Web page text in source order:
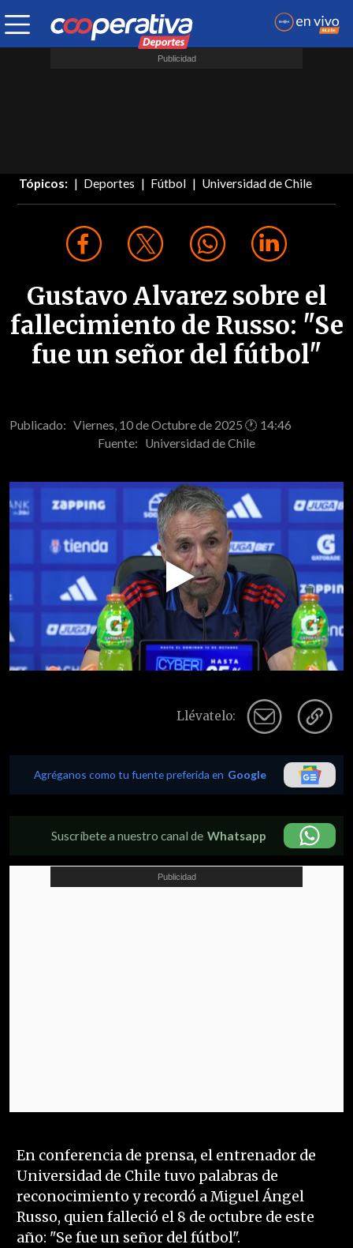
Tópicos: Deportes Fútbol Universidad de Chile
Gustavo Alvarez sobre el
fallecimiento de Russo: "Se
fue un señor del fútbol"
Publicado: Viernes, 10 de Octubre de 2025 🕐 14:46
Fuente: Universidad de Chile
Play
Video
Llévatelo:
Agréganos como tu fuente preferida en Google
Suscríbete a nuestro canal de Whatsapp
En conferencia de prensa, el entrenador de
Universidad de Chile tuvo palabras de
reconocimiento y recordó a Miguel Ángel
Russo, quien falleció el 8 de octubre de este
año: "Se fue un señor del fútbol".